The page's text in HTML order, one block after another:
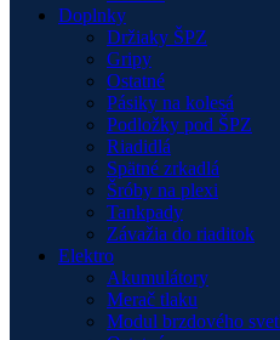
Doplnky
Držiaky ŠPZ
Gripy
Ostatné
Pásiky na kolesá
Podložky pod ŠPZ
Riadidlá
Spätné zrkadlá
Šróby na plexi
Tankpady
Závažia do riaditok
Elektro
Akumulátory
Merač tlaku
Modul brzdového